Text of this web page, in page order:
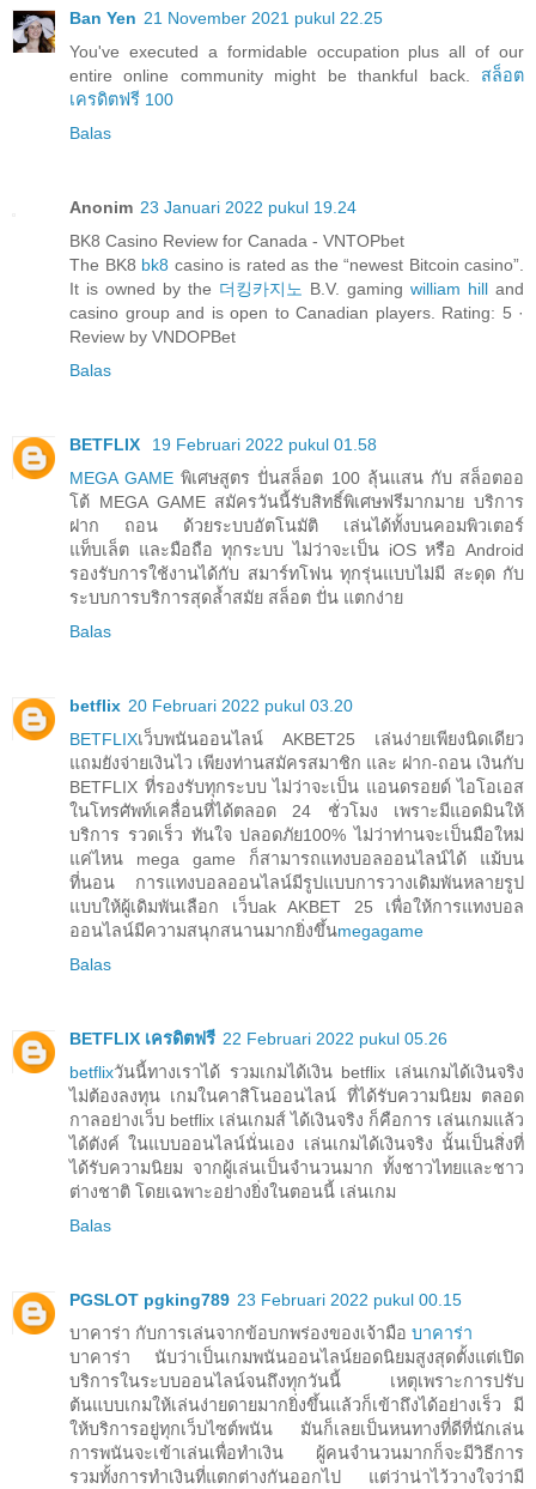
Ban Yen 21 November 2021 pukul 22.25
You've executed a formidable occupation plus all of our
entire online community might be thankful back. สล็อต
เครดิตฟรี 100
Balas
Anonim 23 Januari 2022 pukul 19.24
BK8 Casino Review for Canada - VNTOPbet
The BK8 bk8 casino is rated as the “newest Bitcoin casino”.
It is owned by the 더킹카지노 B.V. gaming william hill and
casino group and is open to Canadian players. Rating: 5 ·
‎Review by VNDOPBet
Balas
BETFLIX
19 Februari 2022 pukul 01.58
MEGA GAMEพิเศษสูตร ปั่นสล็อต 100 ลุ้นแสน กับ สล็อตออ
โต้ MEGA GAME สมัครวันนี้รับสิทธิ์พิเศษฟรีมากมาย บริการ
ฝาก ถอน ด้วยระบบอัตโนมัติ เล่นได้ทั้งบนคอมพิวเตอร์
แท็บเล็ต และมือถือ ทุกระบบ ไม่ว่าจะเป็น iOS หรือ Android
รองรับการใช้งานได้กับ สมาร์ทโฟน ทุกรุ่นแบบไม่มี สะดุด กับ
ระบบการบริการสุดล้ำสมัย สล็อต ปั่น แตกง่าย
Balas
betflix 20 Februari 2022 pukul 03.20
BETFLIXเว็บพนันออนไลน์ AKBET25 เล่นง่ายเพียงนิดเดียว
แถมยังจ่ายเงินไว เพียงท่านสมัครสมาชิก และ ฝาก-ถอน เงินกับ
BETFLIX ที่รองรับทุกระบบ ไม่ว่าจะเป็น แอนดรอยด์ ไอโอเอส
ในโทรศัพท์เคลื่อนที่ได้ตลอด 24 ชั่วโมง เพราะมีแอดมินให้
บริการ รวดเร็ว ทันใจ ปลอดภัย100% ไม่ว่าท่านจะเป็นมือใหม่
แค่ไหน mega game ก็สามารถแทงบอลออนไลน์ได้ แม้บน
ที่นอน การแทงบอลออนไลน์มีรูปแบบการวางเดิมพันหลายรูป
แบบให้ผู้เดิมพันเลือก เว็บak AKBET 25 เพื่อให้การแทงบอล
ออนไลน์มีความสนุกสนานมากยิ่งขึ้นmegagame
Balas
BETFLIX เครดิตฟรี 22 Februari 2022 pukul 05.26
betflixวันนี้ทางเราได้ รวมเกมได้เงิน betflix เล่นเกมได้เงินจริง
ไม่ต้องลงทุน เกมในคาสิโนออนไลน์ ที่ได้รับความนิยม ตลอด
กาลอย่างเว็บ betflix เล่นเกมส์ ได้เงินจริง ก็คือการ เล่นเกมแล้ว
ได้ตังค์ ในแบบออนไลน์นั่นเอง เล่นเกมได้เงินจริง นั้นเป็นสิ่งที่
ได้รับความนิยม จากผู้เล่นเป็นจำนวนมาก ทั้งชาวไทยและชาว
ต่างชาติ โดยเฉพาะอย่างยิ่งในตอนนี้ เล่นเกม
Balas
PGSLOT pgking789 23 Februari 2022 pukul 00.15
บาคาร่า กับการเล่นจากข้อบกพร่องของเจ้ามือ บาคาร่า
บาคาร่า นับว่าเป็นเกมพนันออนไลน์ยอดนิยมสูงสุดตั้งแต่เปิด
บริการในระบบออนไลน์จนถึงทุกวันนี้ เหตุเพราะการปรับ
ต้นแบบเกมให้เล่นง่ายดายมากยิ่งขึ้นแล้วก็เข้าถึงได้อย่างเร็ว มี
ให้บริการอยู่ทุกเว็บไซต์พนัน มันก็เลยเป็นหนทางที่ดีที่นักเล่น
การพนันจะเข้าเล่นเพื่อทำเงิน ผู้คนจำนวนมากก็จะมีวิธีการ
รวมทั้งการทำเงินที่แตกต่างกันออกไป แต่ว่าน่าไว้วางใจว่ามี